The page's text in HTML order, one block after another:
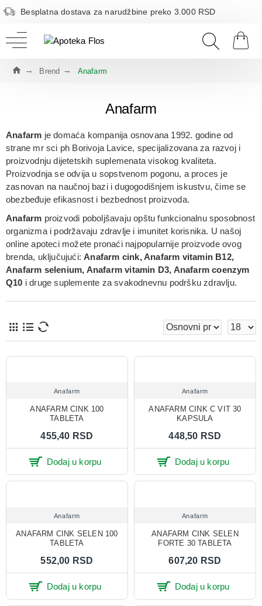
Besplatna dostava za narudžbine preko 3.000 RSD
Brend Anafarm
Anafarm
Anafarm je domaća kompanija osnovana 1992. godine od
strane mr sci ph Borivoja Lavice, specijalizovana za razvoj i
proizvodnjudijetetskih suplemenata visokog kvaliteta.
Proizvodnja se odvija u sopstvenom pogonu, a proces je
zasnovan na naučnoj bazi i dugogodišnjem iskustvu, čime se
obezbeđuje efikasnost i bezbednost proizvoda.
Anafarm proizvodi poboljšavaju opštu funkcionalnu sposobnost
organizma i podržavaju zdravlje i imunitet korisnika. U našoj
online apoteci možete pronaći najpopularnije proizvode ovog
brenda, uključujući:Anafarm cink, Anafarm vitamin B12,
Anafarm selenium, Anafarm vitamin D3, Anafarm coenzym
Q10 i druge suplemente za svakodnevnu podršku zdravlju.
Anafarm
ANAFARM CINK 100
TABLETA
455,40 RSD
Dodaj u korpu
Anafarm
ANAFARM CINK C VIT 30
KAPSULA
448,50 RSD
Dodaj u korpu
Anafarm
ANAFARM CINK SELEN 100
TABLETA
552,00 RSD
Dodaj u korpu
Anafarm
ANAFARM CINK SELEN
FORTE 30 TABLETA
607,20 RSD
Dodaj u korpu